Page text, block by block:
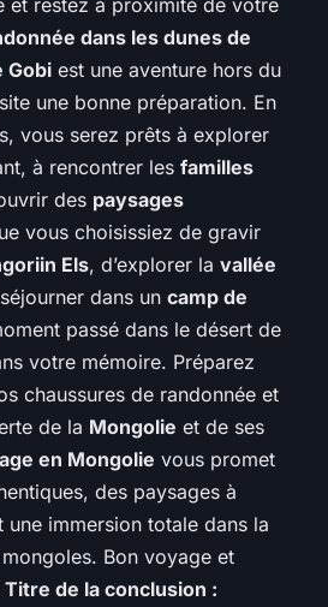
dans les dunes de
Gobi est une aventure hors du
une bonne préparation. En
vous serez prêts à explorer
à rencontrer les familles
des paysages
vous choisissiez de gravir
Els, d’explorer la vallée
dans un camp de
passé dans le désert de
votre mémoire. Préparez
chaussures de randonnée et
de la Mongolie et de ses
en Mongolie vous promet
des paysages à
immersion totale dans la
Bon voyage et
Titre de la conclusion :